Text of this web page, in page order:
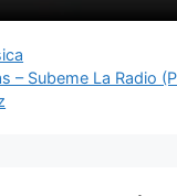
– Subeme La Radio